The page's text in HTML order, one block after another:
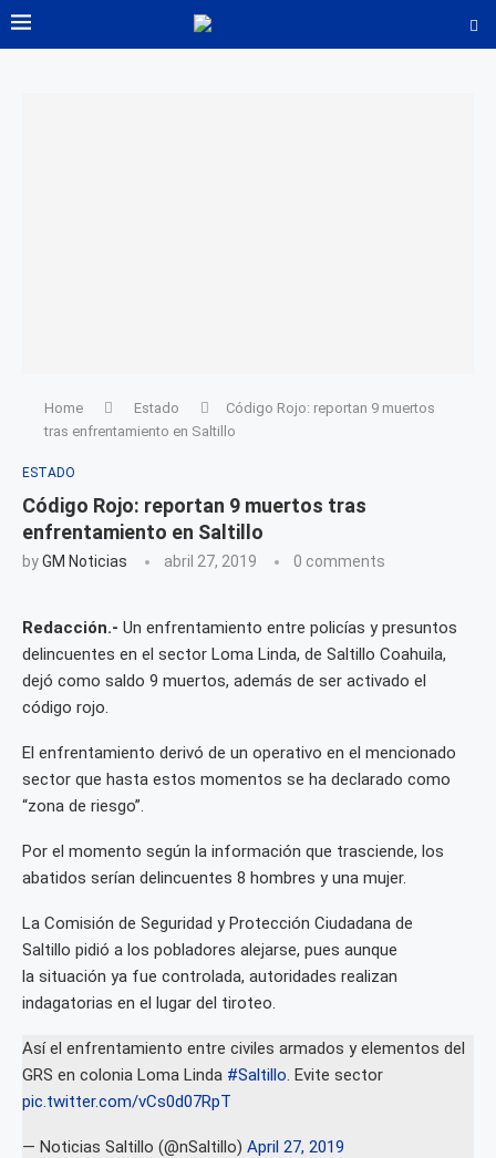
Home Estado
Código Rojo: reportan 9 muertos
tras enfrentamiento en Saltillo
ESTADO
Código Rojo: reportan 9 muertos tras
enfrentamiento en Saltillo
byGM Noticias abril 27, 2019 0 comments
Redacción.- Un enfrentamiento entre policías y presuntos
delincuentes en el sector Loma Linda, de Saltillo Coahuila,
dejó como saldo 9 muertos, además de ser activado el
código rojo.
El enfrentamiento derivó de un operativo en el mencionado
sector que hasta estos momentos se ha declarado como
“zona de riesgo”.
Por el momento según la información que trasciende, los
abatidos serían delincuentes 8 hombres y una mujer.
La Comisión de Seguridad y Protección Ciudadana de
Saltillo pidió a los pobladores alejarse, pues aunque
la situación ya fue controlada, autoridades realizan
indagatorias en el lugar del tiroteo.
Así el enfrentamiento entre civiles armados y elementos del
GRS en colonia Loma Linda #Saltillo. Evite sector
pic.twitter.com/vCs0d07RpT
— Noticias Saltillo (@nSaltillo) April 27, 2019